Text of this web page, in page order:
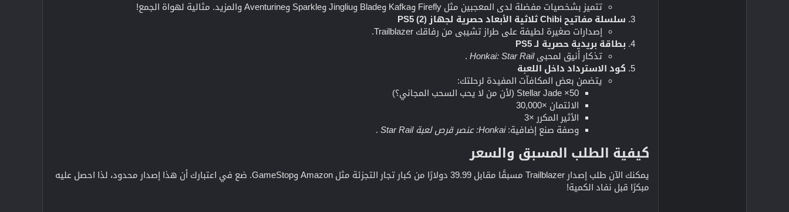
تتميز بشخصيات مفضلة لدى المعجبين مثل Firefly وKafka وBlade وJingliu وSparkle وAventurine والمزيد. مثالية لهواة الجمع!
سلسلة مفاتيح Chibi ثلاثية الأبعاد حصرية لجهاز PS5 (2)
إصدارات صغيرة لطيفة على طراز تشيبي من رفاقك Trailblazer.
بطاقة بريدية حصرية لـ PS5
تذكار أنيق لمحبيHonkai: Star Rail
.
كود الاسترداد داخل اللعبة
يتضمن بعض المكافآت المفيدة لرحلتك:
Stellar Jade ×50 (لأن من لا يحب السحب المجاني؟)
الائتمان ×30,000
الأثير المكرر ×3
وصفة صنع إضافية:Honkai: عنصر قرص لعبة Star Rail .
كيفية الطلب المسبق والسعر​
يمكنك الآن طلب إصدار Trailblazer مسبقًا مقابل 39.99 دولارًا من كبار تجار التجزئة مثل Amazon وGameStop. ضع في اعتبارك أن هذا إصدار محدود، لذا احصل عليه
مبكرًا قبل نفاد الكمية!